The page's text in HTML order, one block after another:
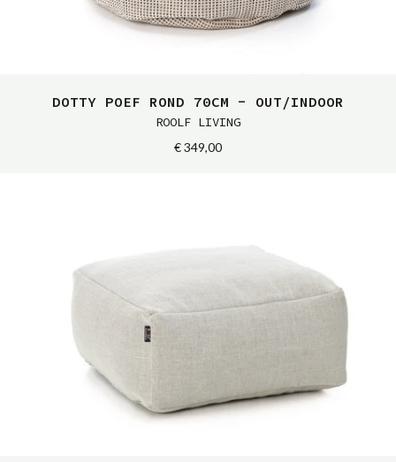
DOTTY POEF ROND 70CM - OUT/INDOOR
ROOLF LIVING
€ 349,00